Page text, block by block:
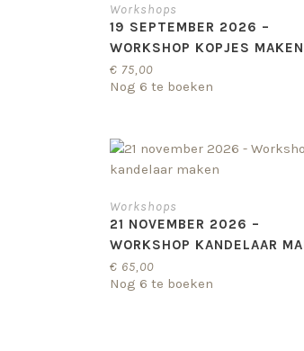
Workshops
19 SEPTEMBER 2026 –
WORKSHOP KOPJES MAKEN
€ 75,00
Nog 6 te boeken
Workshops
21 NOVEMBER 2026 –
WORKSHOP KANDELAAR
€ 65,00
Nog 6 te boeken